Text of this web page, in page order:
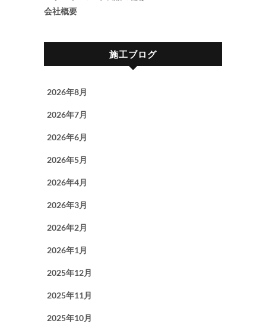
会社概要
施工ブログ
2026年8月
2026年7月
2026年6月
2026年5月
2026年4月
2026年3月
2026年2月
2026年1月
2025年12月
2025年11月
2025年10月